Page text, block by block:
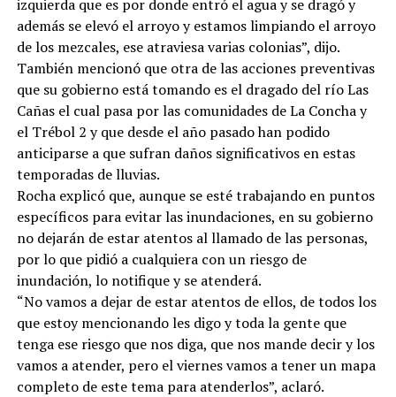
izquierda que es por donde entró el agua y se dragó y
además se elevó el arroyo y estamos limpiando el arroyo
de los mezcales, ese atraviesa varias colonias”, dijo.
También mencionó que otra de las acciones preventivas
que su gobierno está tomando es el dragado del río Las
Cañas el cual pasa por las comunidades de La Concha y
el Trébol 2 y que desde el año pasado han podido
anticiparse a que sufran daños significativos en estas
temporadas de lluvias.
Rocha explicó que, aunque se esté trabajando en puntos
específicos para evitar las inundaciones, en su gobierno
no dejarán de estar atentos al llamado de las personas,
por lo que pidió a cualquiera con un riesgo de
inundación, lo notifique y se atenderá.
“No vamos a dejar de estar atentos de ellos, de todos los
que estoy mencionando les digo y toda la gente que
tenga ese riesgo que nos diga, que nos mande decir y los
vamos a atender, pero el viernes vamos a tener un mapa
completo de este tema para atenderlos”, aclaró.